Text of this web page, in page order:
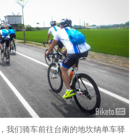
我们骑车前往台南的地坎纳单车驿